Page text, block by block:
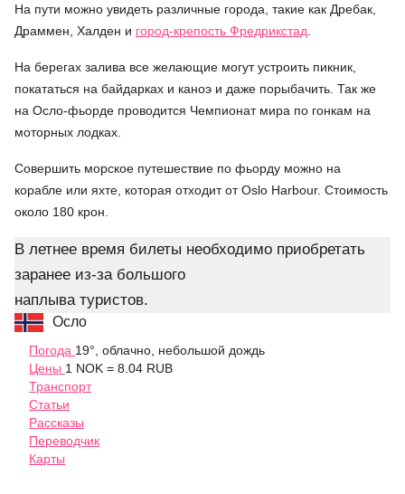
На пути можно увидеть различные города, такие как Дребак,
Драммен, Халден и город-крепость Фредрикстад
На берегах залива все желающие могут устроить пикник,
покататься на байдарках и каноэ и даже порыбачить. Так же
на Осло-фьорде проводится Чемпионат мира по гонкам на
моторных лодках.
Совершить морское путешествие по фьорду можно на
корабле или яхте, которая отходит от Oslo Harbour. Стоимость
около 180 крон.
В летнее время билеты необходимо приобретать
заранее из-за большого
наплыва туристов.
Осло
Погода 19°, облачно, небольшой дождь
Цены 1 NOK = 8.04 RUB
Транспорт
Статьи
Рассказы
Переводчик
Карты